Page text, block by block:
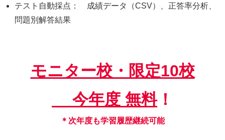
テスト自動採点： 成績データ（CSV）、正答率分析、
問題別解答結果
モニター校・限定10校
今年度 無料！
＊次年度も学習履歴継続可能